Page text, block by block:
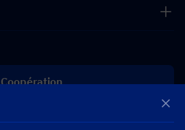
Coopération